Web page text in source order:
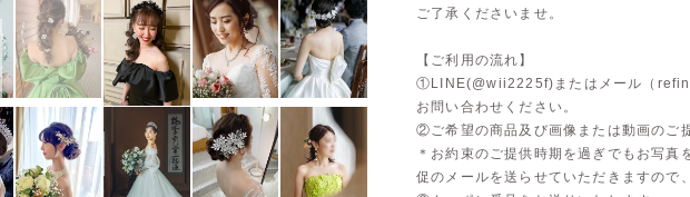
ご了承くださいませ。
【ご利用の流れ】
①LINE(@wii2225f)またはメール（
お問い合わせください。
②ご希望の商品及び画像または動画のご
＊お約束のご提供時期を過ぎでもお写真
促のメールを送らせていただきますので